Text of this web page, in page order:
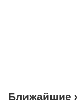
Ближайшие